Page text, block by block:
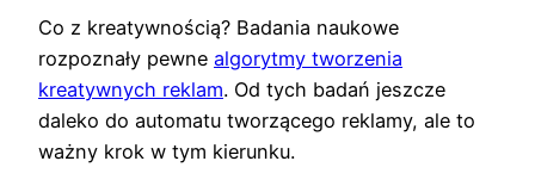
Co z kreatywnością? Badania naukowe
rozpoznały pewne algorytmy tworzenia
kreatywnych reklam. Od tych badań jeszcze
daleko do automatu tworzącego reklamy, ale to
ważny krok w tym kierunku.